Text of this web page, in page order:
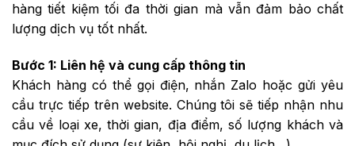
hàng tiết kiệm tối đa thời gian mà vẫn đảm bảo chất
lượng dịch vụ tốt nhất.
Bước 1: Liên hệ và cung cấp thông tin
Khách hàng có thể gọi điện, nhắn Zalo hoặc gửi yêu
cầu trực tiếp trên website. Chúng tôi sẽ tiếp nhận nhu
cầu về loại xe, thời gian, địa điểm, số lượng khách và